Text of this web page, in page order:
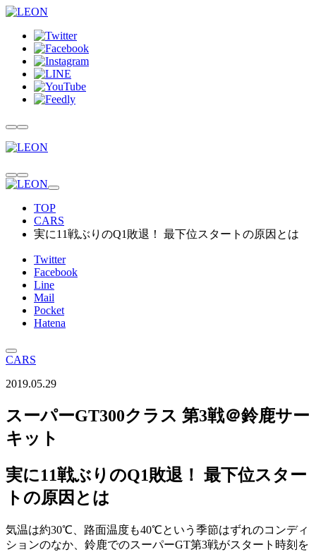
TOP
CARS
実に11戦ぶりのQ1敗退！ 最下位スタートの原因とは
Twitter
Facebook
Line
Mail
Pocket
Hatena
CARS
2019.05.29
スーパーGT300クラス 第3戦＠鈴鹿サー
キット
実に11戦ぶりのQ1敗退！ 最下位スター
トの原因とは
気温は約30℃、路面温度も40℃という季節はずれのコンディ
ションのなか、鈴鹿でのスーパーGT第3戦がスタート時刻を